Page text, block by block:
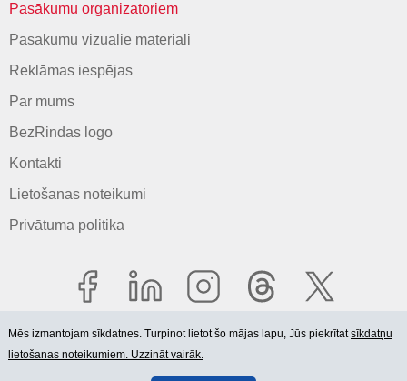
Pasākumu organizatoriem
Pasākumu vizuālie materiāli
Reklāmas iespējas
Par mums
BezRindas logo
Kontakti
Lietošanas noteikumi
Privātuma politika
© 2006-2026 SIA "BEZRINDAS.LV".
Mēs izmantojam sīkdatnes. Turpinot lietot šo mājas lapu, Jūs piekrītatsīkdatņu
lietošanas noteikumiem. Uzzināt vairāk.